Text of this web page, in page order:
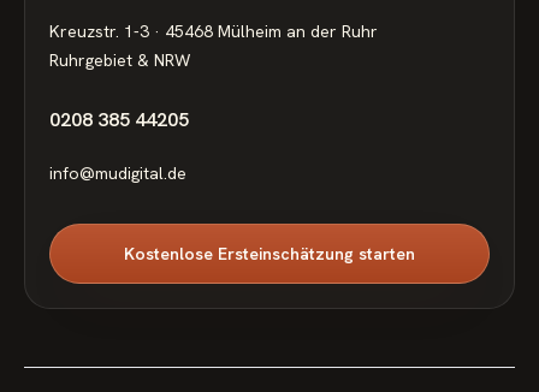
Kreuzstr. 1-3 · 45468 Mülheim an der Ruhr
Ruhrgebiet & NRW
0208 385 44205
info@mudigital.de
Kostenlose Ersteinschätzung starten